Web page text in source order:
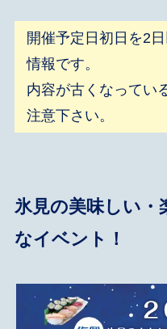
開催予定日初日を2
情報です。
内容が古くなってい
注意下さい。
氷見の美味しい・
なイベント！